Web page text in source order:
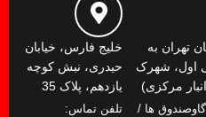
3 اتوبان تهران به
اول، شهرک
مرکزی)
ها /
خلیج فارس، خیابان
حیدری، نبش کوچه
یازدهم، پلاک 35
تلفن تماس: